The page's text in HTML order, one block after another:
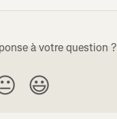
à votre question ?
😃